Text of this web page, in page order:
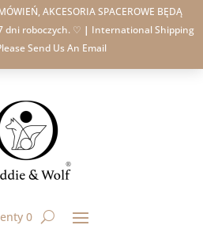
AKCESORIA SPACEROWE BĘDĄ
7 dni roboczych. ♡ | International Shipping
Send Us An Email
0